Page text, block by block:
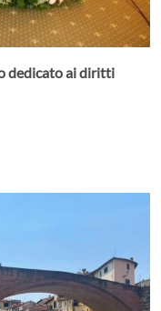
dedicato ai diritti